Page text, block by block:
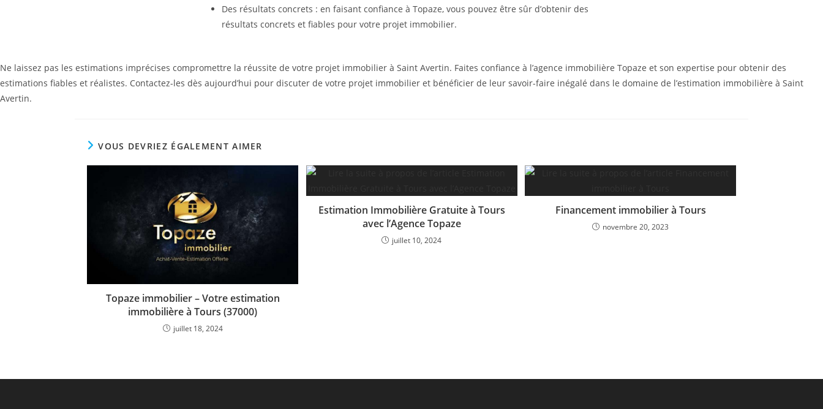
Des résultats concrets : en faisant confiance à Topaze, vous pouvez être sûr d’obtenir des
résultats concrets et fiables pour votre projet immobilier.
Ne laissez pas les estimations imprécises compromettre la réussite de votre projet immobilier à Saint Avertin. Faites confiance à l’agence immobilière Topaze et son expertise pour obtenir des
estimations fiables et réalistes. Contactez-les dès aujourd’hui pour discuter de votre projet immobilier et bénéficier de leur savoir-faire inégalé dans le domaine de l’estimation immobilière à Saint
Avertin.
VOUS DEVRIEZ ÉGALEMENT AIMER
Topaze immobilier – Votre estimation
immobilière à Tours (37000)
juillet 18, 2024
Estimation Immobilière Gratuite à Tours
avec l’Agence Topaze
juillet 10, 2024
Financement immobilier à Tours
novembre 20, 2023